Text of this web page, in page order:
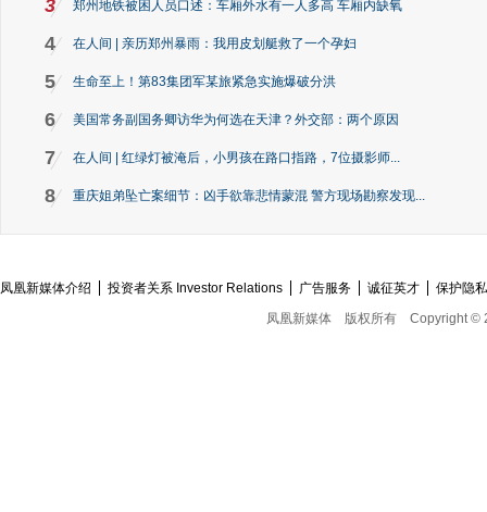
3 郑州地铁被困人员口述：车厢外水有一人多高 车厢内缺氧
4 在人间 | 亲历郑州暴雨：我用皮划艇救了一个孕妇
5 生命至上！第83集团军某旅紧急实施爆破分洪
6 美国常务副国务卿访华为何选在天津？外交部：两个原因
7 在人间 | 红绿灯被淹后，小男孩在路口指路，7位摄影师...
8 重庆姐弟坠亡案细节：凶手欲靠悲情蒙混 警方现场勘察发现...
凤凰新媒体介绍 投资者关系 Investor Relations 广告服务 诚征英才
保护隐
凤凰新媒体
版权所有 Copyright ©